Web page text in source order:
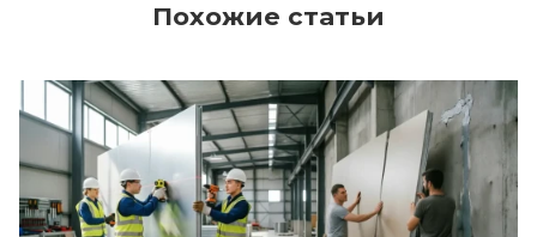
Похожие статьи